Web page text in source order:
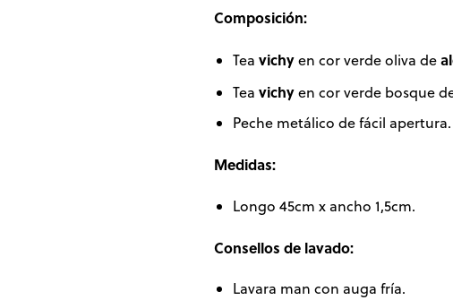
Composición:
Tea vichyen cor verde oliva de
Tea vichyen cor verde bosque
Peche metálico de fácil apertura.
Medidas:
Longo 45cm x ancho 1,5cm.
Consellos de lavado:
Lavara man con auga fría.